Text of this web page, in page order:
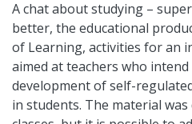
A chat about studying –
better, the educational
of Learning, activities for an
aimed at teachers who
development of self-
in students. The material